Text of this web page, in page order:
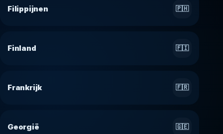
Filippijnen 🇵🇭
Finland 🇫🇮
Frankrijk 🇫🇷
Georgië 🇬🇪